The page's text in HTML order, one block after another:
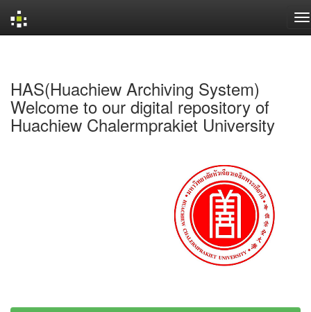
HAS(Huachiew Archiving System)
Welcome to our digital repository of
Huachiew Chalermprakiet University